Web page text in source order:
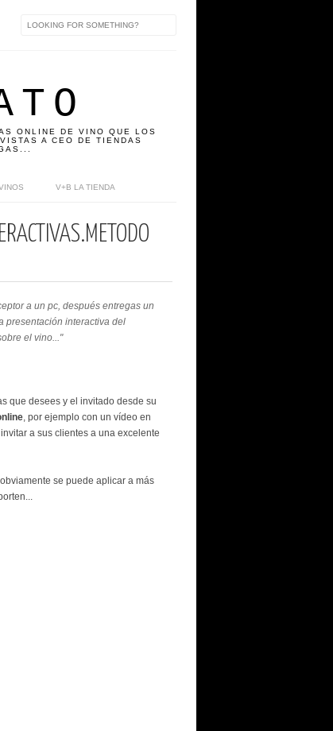
ONLINE DE VINO QUE LOS
A CEO DE TIENDAS
V+B LA TIENDA
a un pc, después entregas un
presentación interactiva del
el vino..."
que desees y el invitado desde su
, por ejemplo con un vídeo en
a sus clientes a una excelente
se puede aplicar a más